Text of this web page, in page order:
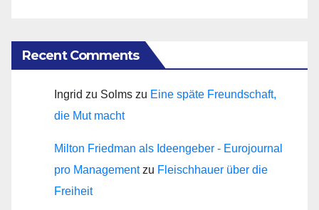
Recent Comments
Ingrid zu Solms zu Eine späte Freundschaft,
die Mut macht
Milton Friedman als Ideengeber - Eurojournal
pro Managementzu Fleischhauer über die
Freiheit